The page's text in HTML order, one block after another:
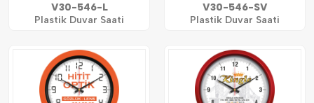
V30-546-L
Plastik Duvar Saati
V30-546-SV
Plastik Duvar Saati